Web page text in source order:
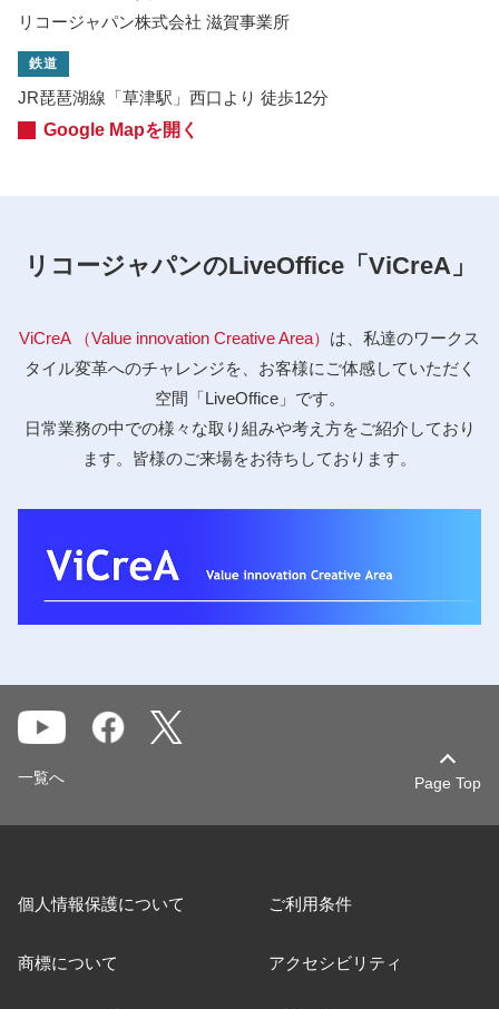
リコージャパン株式会社 滋賀事業所
鉄道
JR琵琶湖線「草津駅」西口より 徒歩12分
Google Mapを開く
リコージャパンのLiveOffice「ViCreA」
ViCreA （Value innovation Creative Area） は、私達のワークス
タイル変革へのチャレンジを、お客様にご体感していただく
空間「LiveOffice」です。
日常業務の中での様々な取り組みや考え方をご紹介しており
ます。皆様のご来場をお待ちしております。
Page Top
一覧へ
個人情報保護について ご利用条件
商標について アクセシビリティ